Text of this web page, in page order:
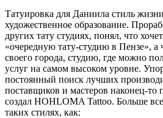
Татуировка для Даниила стиль
художественное образование.
других тату студиях, понял, что
«очередную тату-студию в Пензе», а
своего города, студию, где можно
услуг на самом высоком уровне.
постоянный поиск лучших
поставщиков и мастеров наконец-то
создал HOHLOMA Tattoo. Больше
таких стилях, как: